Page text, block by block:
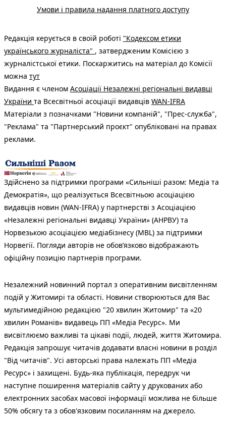
Умови і правила надання платного доступу
Редакція керується в своїй роботі "Кодексом етики
українського журналіста" , затвердженим Комісією з
журналістської етики. Поскаржитись на матеріал до Комісії
можна тут
Видання є членом Асоціації Незалежні регіональні видавці
України та Всесвітньої асоціації видавців WAN-IFRA
Матеріали з позначками "Новини компаній", "Прес-служба",
"Реклама" та "Партнерський проєкт" опубліковані на правах
реклами.
Здійснено за підтримки програми «Сильніші разом: Медіа та
Демократія», що реалізується Всесвітньою асоціацією
видавців новин (WAN-IFRA) у партнерстві з Асоціацією
«Незалежні регіональні видавці України» (АНРВУ) та
Норвезькою асоціацією медіабізнесу (MBL) за підтримки
Норвегії. Погляди авторів не обов’язково відображають
офіційну позицію партнерів програми.
Незалежний новинний портал з оперативним висвітленням
подій у Житомирі та області. Новини створюються для Вас
мультимедійною редакцією "20 хвилин Житомир" та «20
хвилин Романів» видавець ПП «Медіа Ресурс». Ми
висвітлюємо важливі та цікаві події, людей, життя Житомира.
Редакція запрошує читачів додавати власні новини в розділ
"Від читачів". Усі авторські права належать ПП «Медіа
Ресурс» і захищені. Будь-яка публiкацiя, передрук чи
наступне поширення матеріалів сайту у друкованих або
електронних засобах масової інформації можлива не більше
50% обсягу та з обов'язковим посиланням на джерело.